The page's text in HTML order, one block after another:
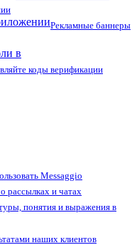
Рекламные баннеры
в
коды верификации
Messaggio
рассылках и чатах
понятия и выражения в
наших клиентов